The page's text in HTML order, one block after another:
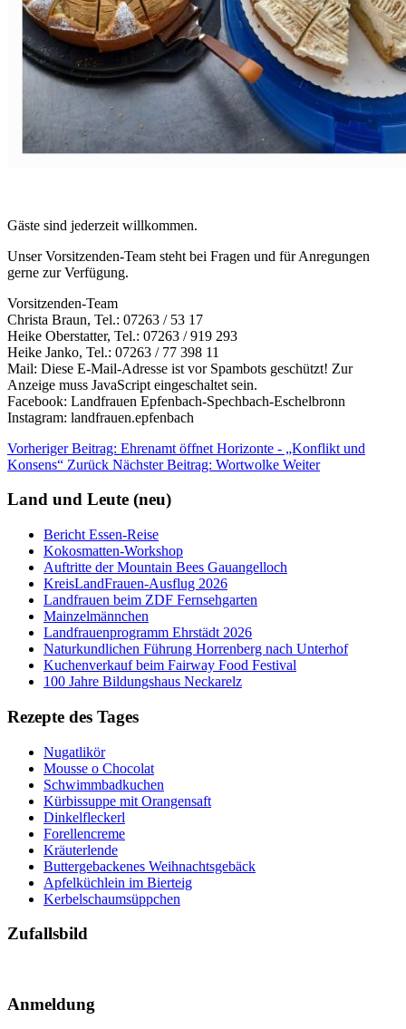
Gäste sind jederzeit willkommen.
Unser Vorsitzenden-Team steht bei Fragen und für Anregungen
gerne zur Verfügung.
Vorsitzenden-Team
Christa Braun, Tel.: 07263 / 53 17
Heike Oberstatter, Tel.: 07263 / 919 293
Heike Janko, Tel.: 07263 / 77 398 11
Mail: Diese E-Mail-Adresse ist vor Spambots geschützt! Zur
Anzeige muss JavaScript eingeschaltet sein.
Facebook: Landfrauen Epfenbach-Spechbach-Eschelbronn
Instagram: landfrauen.epfenbach
Vorheriger Beitrag: Ehrenamt öffnet Horizonte - „Konflikt und
Konsens“ Zurück Nächster Beitrag: Wortwolke Weiter
Land und Leute (neu)
Bericht Essen-Reise
Kokosmatten-Workshop
Auftritte der Mountain Bees Gauangelloch
KreisLandFrauen-Ausflug 2026
Landfrauen beim ZDF Fernsehgarten
Mainzelmännchen
Landfrauenprogramm Ehrstädt 2026
Naturkundlichen Führung Horrenberg nach Unterhof
Kuchenverkauf beim Fairway Food Festival
100 Jahre Bildungshaus Neckarelz
Rezepte des Tages
Nugatlikör
Mousse o Chocolat
Schwimmbadkuchen
Kürbissuppe mit Orangensaft
Dinkelfleckerl
Forellencreme
Kräuterlende
Buttergebackenes Weihnachtsgebäck
Apfelküchlein im Bierteig
Kerbelschaumsüppchen
Zufallsbild
Anmeldung